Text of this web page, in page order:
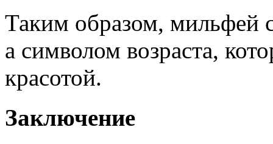
Таким образом, мильфей
а символом возраста,
красотой.
Заключение